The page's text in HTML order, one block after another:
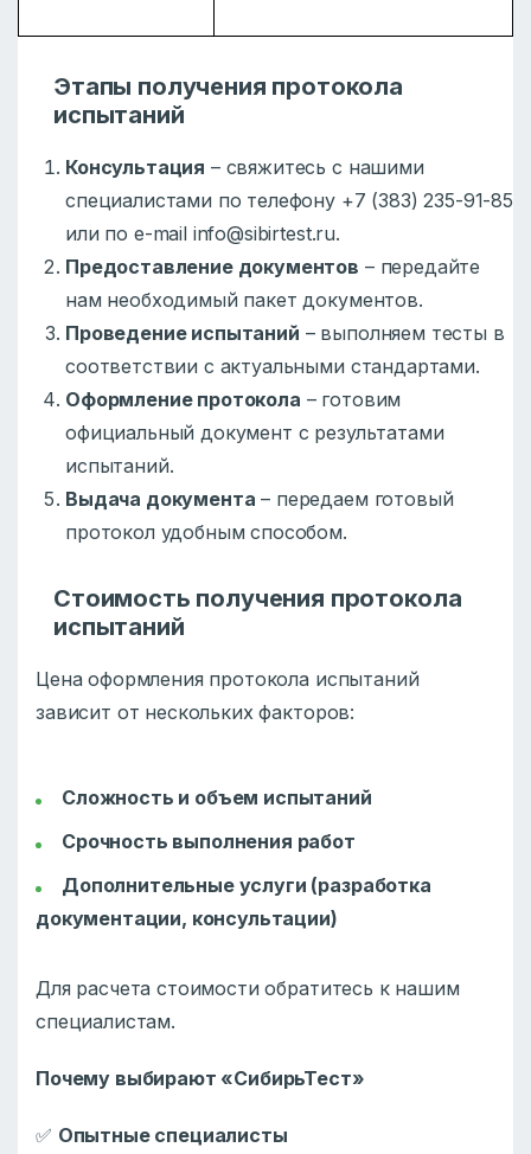
Этапы получения протокола
испытаний
Консультация – свяжитесь с нашими
специалистами по телефону +7 (383) 235-91-85
или по e-mail info@sibirtest.ru.
Предоставление документов – передайте
нам необходимый пакет документов.
Проведение испытаний – выполняем тесты в
соответствии с актуальными стандартами.
Оформление протокола – готовим
официальный документ с результатами
испытаний.
Выдача документа – передаем готовый
протокол удобным способом.
Стоимость получения протокола
испытаний
Цена оформления протокола испытаний
зависит от нескольких факторов:
Сложность и объем испытаний
Срочность выполнения работ
Дополнительные услуги (разработка
документации, консультации)
Для расчета стоимости обратитесь к нашим
специалистам.
Почему выбирают «СибирьТест»
✅ Опытные специалисты